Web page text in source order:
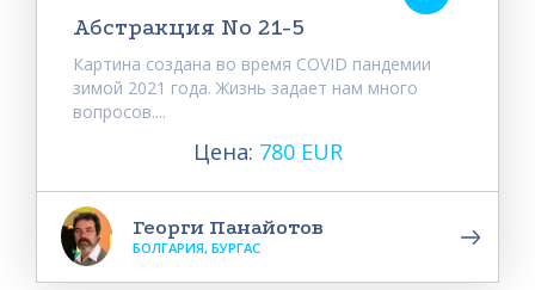
Абстракция No 21-5
Картина создана во время COVID пандемии
зимой 2021 года. Жизнь задает нам много
вопросов....
Цена: 780 EUR
Георги Панайотов
БОЛГАРИЯ, БУРГАС